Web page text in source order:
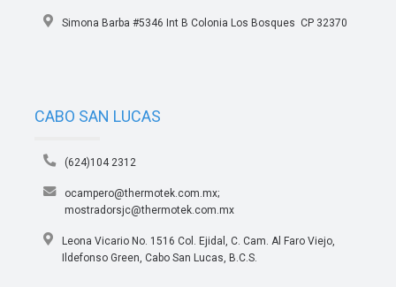
Simona Barba #5346 Int B Colonia Los Bosques CP 32370
CABO SAN LUCAS
(624)104 2312
ocampero@thermotek.com.mx;
mostradorsjc@thermotek.com.mx
Leona Vicario No. 1516 Col. Ejidal, C. Cam. Al Faro Viejo,
Ildefonso Green, Cabo San Lucas, B.C.S.